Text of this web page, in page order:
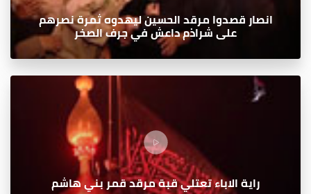
انصار قصدوا مرقد الحسين ليهدوه ثمرة نصرهم
على شراذم داعش في جرف الصخر
راية الاباء تعتلي قبة مرقد قمر بني هاشم